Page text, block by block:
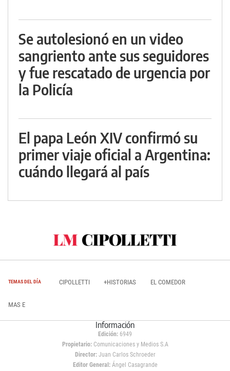
Se autolesionó en un video
sangriento ante sus seguidores
y fue rescatado de urgencia por
la Policía
El papa León XIV confirmó su
primer viaje oficial a Argentina:
cuándo llegará al país
TEMAS DEL DÍA CIPOLLETTI +HISTORIAS EL COMEDOR
MAS E
Información
Edición: 6949
Propietario:Comunicaciones y Medios S.A
Director: Juan Carlos Schroeder
Editor General:Ángel Casagrande